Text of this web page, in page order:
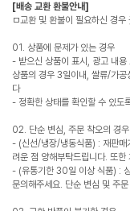
[배송 교환 환불안내]
ㅁ교환 및 환불이 필요하신 경
01. 상품에 문제가 있는 경우
- 받으신 상품이 표시, 광고 내용
상품의 경우 3일이내, 쌀류/가공
다
- 정확한 상태를 확인할 수 있도
02. 단순 변심, 주문 착오의 경우
- (신선/냉장/냉동식품) : 재판매
려운 점 양해부탁드립니다. 또
- (유통기한 30일 이상 식품) :
문의해주세요. 단순 변심 및 주